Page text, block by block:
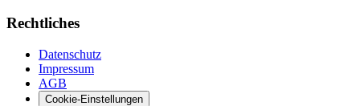
Rechtliches
Datenschutz
Impressum
AGB
Cookie-Einstellungen